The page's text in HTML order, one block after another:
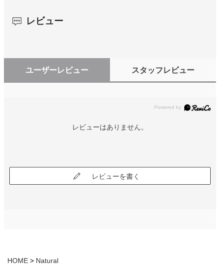
レビュー
ユーザーレビュー スタッフレビュー
レビューはありません。
レビューを書く
HOME Natural